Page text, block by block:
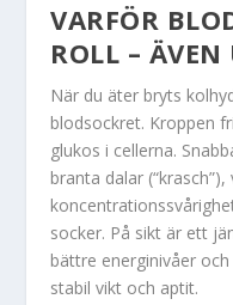
VARFÖR
ROLL –
När du äter bryts
blodsockret. Kroppen
glukos i cellerna.
branta dalar
socker. På sikt är ett
bättre energinivåer
stabil vikt och aptit.